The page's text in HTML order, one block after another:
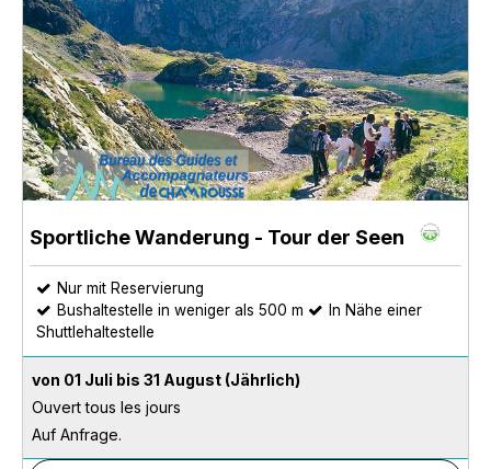
Sportliche Wanderung - Tour der Seen
Nur mit Reservierung
Bushaltestelle in weniger als 500 m
In Nähe einer
Shuttlehaltestelle
von 01 Juli bis 31 August (Jährlich)
Ouvert tous les jours
Auf Anfrage.